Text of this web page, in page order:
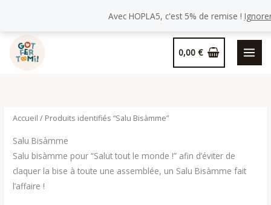
Avec HOPLA5, c'est 5% de remise !
0,00€
Accueil / Produits identifiés “Salu Bisàmme”
Salu Bisàmme
Salu bisàmme pour “Salut tout le monde !” afin d’éviter de
claquer la bise à toute une assemblée, un Salu Bisàmme fait
l’affaire !